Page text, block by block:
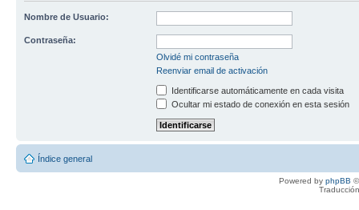
Nombre de Usuario:
Contraseña:
Olvidé mi contraseña
Reenviar email de activación
Identificarse automáticamente en cada visita
Ocultar mi estado de conexión en esta sesión
Índice general
Powered by phpBB